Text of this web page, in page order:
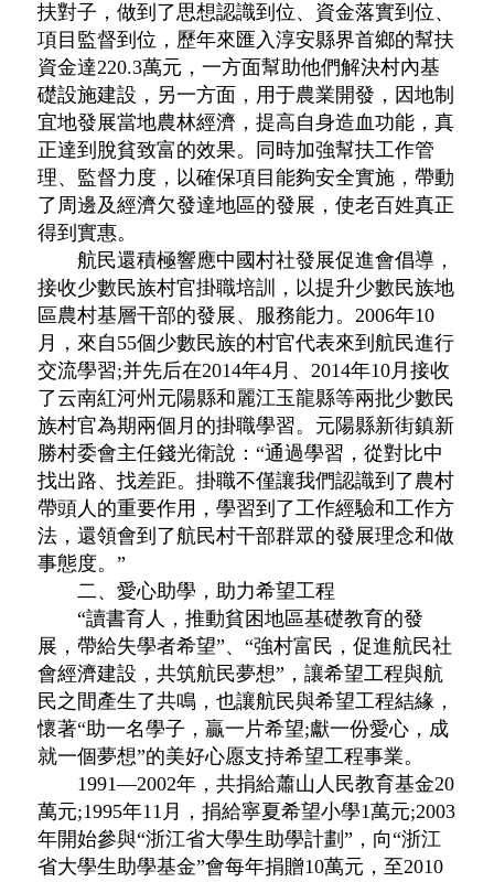
扶對子，做到了思想認識到位、資金落實到位、
項目監督到位，歷年來匯入淳安縣界首鄉的幫扶
資金達220.3萬元，一方面幫助他們解決村內基
礎設施建設，另一方面，用于農業開發，因地制
宜地發展當地農林經濟，提高自身造血功能，真
正達到脫貧致富的效果。同時加強幫扶工作管
理、監督力度，以確保項目能夠安全實施，帶動
了周邊及經濟欠發達地區的發展，使老百姓真正
得到實惠。
航民還積極響應中國村社發展促進會倡導，
接收少數民族村官掛職培訓，以提升少數民族地
區農村基層干部的發展、服務能力。2006年10
月，來自55個少數民族的村官代表來到航民進行
交流學習;并先后在2014年4月、2014年10月接收
了云南紅河州元陽縣和麗江玉龍縣等兩批少數民
族村官為期兩個月的掛職學習。元陽縣新街鎮新
勝村委會主任錢光衛說：“通過學習，從對比中
找出路、找差距。掛職不僅讓我們認識到了農村
帶頭人的重要作用，學習到了工作經驗和工作方
法，還領會到了航民村干部群眾的發展理念和做
事態度。”
二、愛心助學，助力希望工程
“讀書育人，推動貧困地區基礎教育的發
展，帶給失學者希望”、“強村富民，促進航民社
會經濟建設，共筑航民夢想”，讓希望工程與航
民之間產生了共鳴，也讓航民與希望工程結緣，
懷著“助一名學子，贏一片希望;獻一份愛心，成
就一個夢想”的美好心愿支持希望工程事業。
1991—2002年，共捐給蕭山人民教育基金20
萬元;1995年11月，捐給寧夏希望小學1萬元;2003
年開始參與“浙江省大學生助學計劃”，向“浙江
省大學生助學基金”會每年捐贈10萬元，至2010